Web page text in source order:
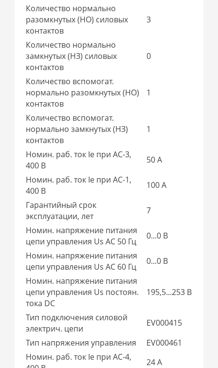
Количество нормально
разомкнутых (НО) силовых
контактов
3
Количество нормально
замкнутых (НЗ) силовых
контактов
0
Количество вспомогат.
нормально разомкнутых (НО)
контактов
1
Количество вспомогат.
нормально замкнутых (НЗ)
контактов
1
Номин. раб. ток Ie при AC-3,
400 В
50 А
Номин. раб. ток Ie при AC-1,
400 В
100 А
Гарантийный срок
эксплуатации, лет
7
Номин. напряжение питания
цепи управления Us AC 50 Гц
0...0 В
Номин. напряжение питания
цепи управления Us AC 60 Гц
0...0 В
Номин. напряжение питания
цепи управления Us постоян.
тока DC
195,5...253 В
Тип подключения силовой
электрич. цепи
EV000415
Тип напряжения управления
EV000461
Номин. раб. ток Ie при AC-4,
24 А